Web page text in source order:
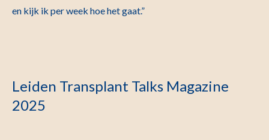
en kijk ik per week hoe het gaat.”
Leiden Transplant Talks Magazine
2025